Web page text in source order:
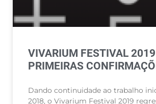
VIVARIUM FESTIVAL
PRIMEIRAS
Dando continuidade ao trabalho
2018, o Vivarium Festival 2019